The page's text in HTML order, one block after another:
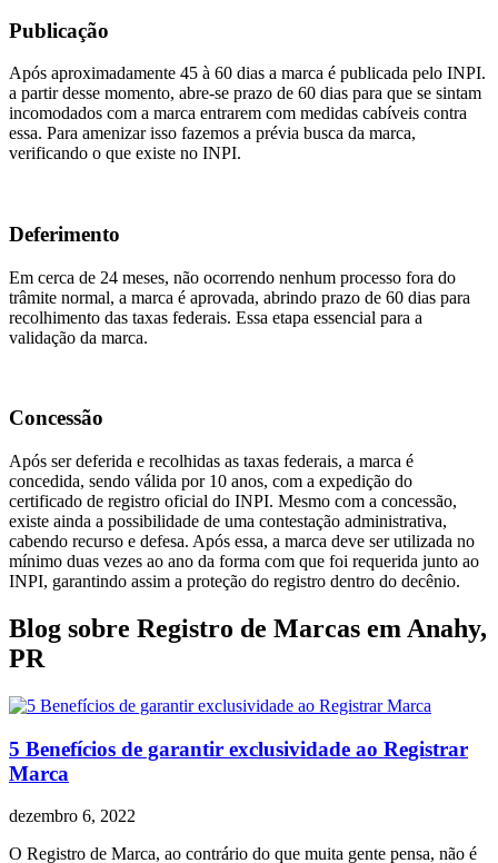
Publicação
Após aproximadamente 45 à 60 dias a marca é publicada pelo INPI.
a partir desse momento, abre-se prazo de 60 dias para que se sintam
incomodados com a marca entrarem com medidas cabíveis contra
essa. Para amenizar isso fazemos a prévia busca da marca,
verificando o que existe no INPI.
Deferimento
Em cerca de 24 meses, não ocorrendo nenhum processo fora do
trâmite normal, a marca é aprovada, abrindo prazo de 60 dias para
recolhimento das taxas federais. Essa etapa essencial para a
validação da marca.
Concessão
Após ser deferida e recolhidas as taxas federais, a marca é
concedida, sendo válida por 10 anos, com a expedição do
certificado de registro oficial do INPI. Mesmo com a concessão,
existe ainda a possibilidade de uma contestação administrativa,
cabendo recurso e defesa. Após essa, a marca deve ser utilizada no
mínimo duas vezes ao ano da forma com que foi requerida junto ao
INPI, garantindo assim a proteção do registro dentro do decênio.
Blog sobre Registro de Marcas em Anahy,
PR
5 Benefícios de garantir exclusividade ao Registrar
Marca
dezembro 6, 2022
O Registro de Marca, ao contrário do que muita gente pensa, não é